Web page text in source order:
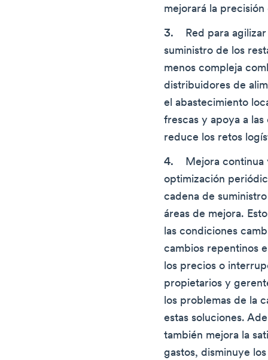
mejorará la
Red para
suministro de los
menos compleja
distribuidores de
el abastecimiento
frescas y apoya a
reduce los retos
Mejora
optimización
cadena de
áreas de mejora.
las condiciones
cambios repentinos
los precios o
propietarios y
los problemas de la
estas soluciones.
también mejora la
gastos, disminuye